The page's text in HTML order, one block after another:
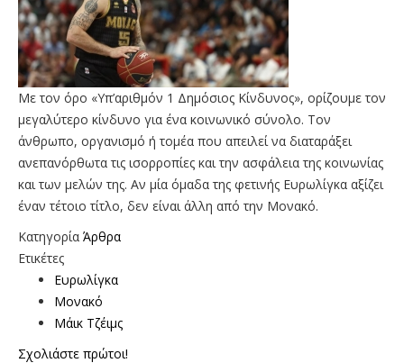
Με τον όρο «Υπ’αριθμόν 1 Δημόσιος Κίνδυνος», ορίζουμε τον
μεγαλύτερο κίνδυνο για ένα κοινωνικό σύνολο. Τον
άνθρωπο, οργανισμό ή τομέα που απειλεί να διαταράξει
ανεπανόρθωτα τις ισορροπίες και την ασφάλεια της κοινωνίας
και των μελών της. Αν μία όμαδα της φετινής Ευρωλίγκα αξίζει
έναν τέτοιο τίτλο, δεν είναι άλλη από την Μονακό.
Κατηγορία Άρθρα
Ετικέτες
Ευρωλίγκα
Μονακό
Μάικ Τζέιμς
Σχολιάστε πρώτοι!